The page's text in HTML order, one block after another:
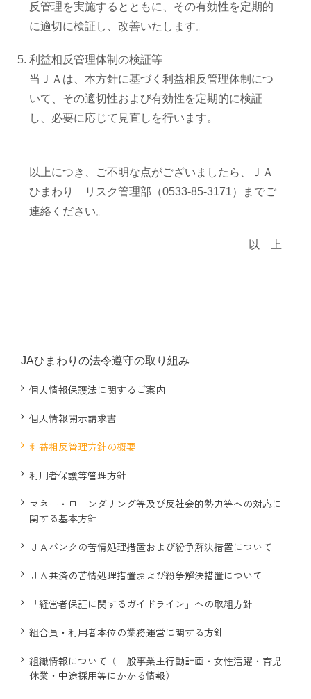
支店・ATM一覧
ATM稼動時間一覧
各種手数料一覧
概要説明・ポイントの貯め方、使い方
JAひまわり概要
JA綱領・JAひまわり理念
組合長挨拶
施設一覧
反管理を実施するとともに、その有効性を定期的
に適切に検証し、改善いたします。
利益相反管理体制の検証等
当ＪＡは、本方針に基づく利益相反管理体制につ
いて、その適切性および有効性を定期的に検証
し、必要に応じて見直しを行います。
以上につき、ご不明な点がございましたら、ＪＡ
ひまわり リスク管理部（0533-85-3171）までご
連絡ください。
以 上
JAひまわりの法令遵守の取り組み
個人情報保護法に関するご案内
個人情報開示請求書
利益相反管理方針の概要
利用者保護等管理方針
マネー・ローンダリング等及び反社会的勢力等への対応に
関する基本方針
ＪＡバンクの苦情処理措置および紛争解決措置について
ＪＡ共済の苦情処理措置および紛争解決措置について
「経営者保証に関するガイドライン」への取組方針
組合員・利用者本位の業務運営に関する方針
組織情報について（一般事業主行動計画・女性活躍・育児
休業・中途採用等にかかる情報）